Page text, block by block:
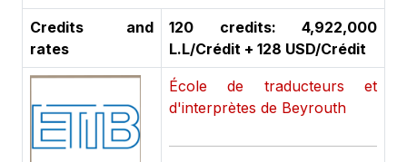
Credits and
rates
120 credits: 4,922,000
L.L/Crédit + 128 USD/Crédit
École de traducteurs et
d'interprètes de Beyrouth